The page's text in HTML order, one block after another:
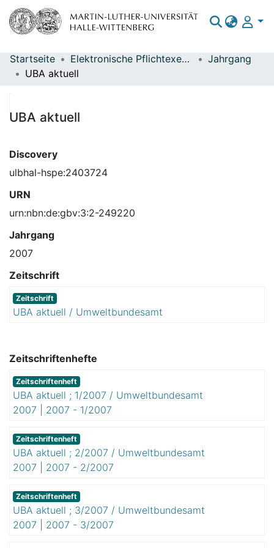
Bereiche & Sammlungen
Statistiken
Startseite Elektronische Pflichtexemplare
Jahrgang
UBA aktuell
UBA aktuell
Discovery
ulbhal-hspe:2403724
URN
urn:nbn:de:gbv:3:2-249220
Jahrgang
2007
Zeitschrift
Zeitschrift
UBA aktuell / Umweltbundesamt
Zeitschriftenhefte
Zeitschriftenheft
UBA aktuell ; 1/2007 / Umweltbundesamt
2007
2007 - 1/2007
Zeitschriftenheft
UBA aktuell ; 2/2007 / Umweltbundesamt
2007
2007 - 2/2007
Zeitschriftenheft
UBA aktuell ; 3/2007 / Umweltbundesamt
2007
2007 - 3/2007